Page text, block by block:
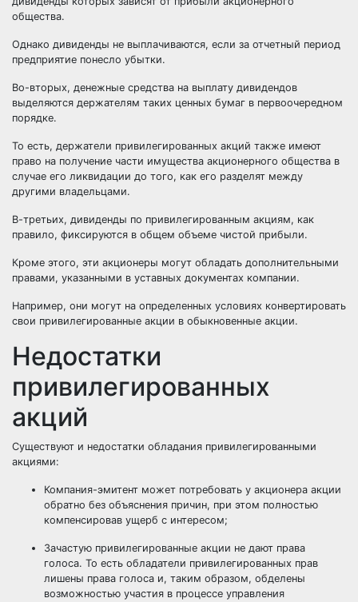
общества.
Однако дивиденды не выплачиваются, если за отчетный период
предприятие понесло убытки.
Во-вторых, денежные средства на выплату дивидендов
выделяются держателям таких ценных бумаг в первоочередном
порядке.
То есть, держатели привилегированных акций также имеют
право на получение части имущества акционерного общества в
случае его ликвидации до того, как его разделят между
другими владельцами.
В-третьих, дивиденды по привилегированным акциям, как
правило, фиксируются в общем объеме чистой прибыли.
Кроме этого, эти акционеры могут обладать дополнительными
правами, указанными в уставных документах компании.
Например, они могут на определенных условиях конвертировать
свои привилегированные акции в обыкновенные акции.
Недостатки
привилегированных
акций
Существуют и недостатки обладания привилегированными
акциями:
Компания-эмитент может потребовать у акционера акции
обратно без объяснения причин, при этом полностью
компенсировав ущерб с интересом;
Зачастую привилегированные акции не дают права
голоса. То есть обладатели привилегированных прав
лишены права голоса и, таким образом, обделены
возможностью участия в процессе управления